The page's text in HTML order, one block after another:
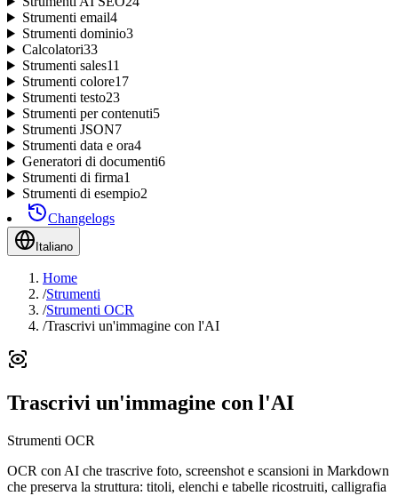
Strumenti email4
Strumenti dominio3
Calcolatori33
Strumenti sales11
Strumenti colore17
Strumenti testo23
Strumenti per contenuti5
Strumenti JSON7
Strumenti data e ora4
Generatori di documenti6
Strumenti di firma1
Strumenti di esempio2
Changelogs
Italiano
Home
/Strumenti
/Strumenti OCR
/Trascrivi un'immagine con l'AI
Trascrivi un'immagine con l'AI
Strumenti OCR
OCR con AI che trascrive foto, screenshot e scansioni in Markdown
che preserva la struttura: titoli, elenchi e tabelle ricostruiti, calligrafia